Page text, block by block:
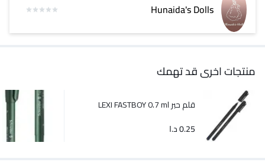
Hunaida's Dolls
منتجات اخرى قد تهمك
قلم حبر LEXI FASTBOY 0.7 ml
0.25د.ا